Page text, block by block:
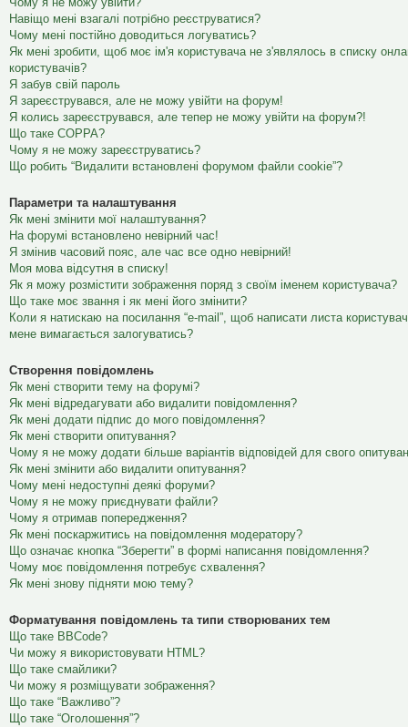
Навіщо мені взагалі потрібно реєструватися?
Чому мені постійно доводиться логуватись?
Як мені зробити, щоб моє ім'я користувача не з'являлось в списку
користувачів?
Я забув свій пароль
Я зареєструвався, але не можу увійти на форум!
Я колись зареєструвався, але тепер не можу увійти на форум?!
Що таке COPPA?
Чому я не можу зареєструватись?
Що робить “Видалити встановлені форумом файли cookie”?
Параметри та налаштування
Як мені змінити мої налаштування?
На форумі встановлено невірний час!
Я змінив часовий пояс, але час все одно невірний!
Моя мова відсутня в списку!
Як я можу розмістити зображення поряд з своїм іменем користувача?
Що таке моє звання і як мені його змінити?
Коли я натискаю на посилання “e-mail”, щоб написати листа
мене вимагається залогуватись?
Створення повідомлень
Як мені створити тему на форумі?
Як мені відредагувати або видалити повідомлення?
Як мені додати підпис до мого повідомлення?
Як мені створити опитування?
Чому я не можу додати більше варіантів відповідей для свого
Як мені змінити або видалити опитування?
Чому мені недоступні деякі форуми?
Чому я не можу приєднувати файли?
Чому я отримав попередження?
Як мені поскаржитись на повідомлення модератору?
Що означає кнопка “Зберегти” в формі написання повідомлення?
Чому моє повідомлення потребує схвалення?
Як мені знову підняти мою тему?
Форматування повідомлень та типи створюваних тем
Що таке BBCode?
Чи можу я використовувати HTML?
Що таке смайлики?
Чи можу я розміщувати зображення?
Що таке “Важливо”?
Що таке “Оголошення”?